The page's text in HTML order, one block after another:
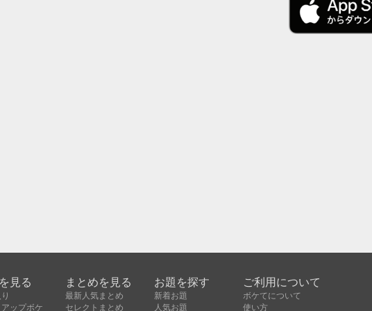
見る
ップボケ
まとめを見る
最新人気まとめ
セレクトまとめ
お題を探す
新着お題
人気お題
ご利用について
ボケてについて
使い方